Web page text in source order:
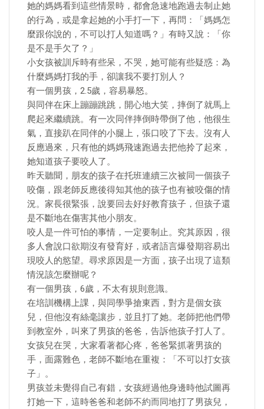
她的媽媽看到這些情景時，都會急速地跑過去制止她
的行為，或是拿起她的小手打一下，再問：「媽媽怎
麼跟你說的，不可以打人知道嗎？」有時又說：「你
是不是手欠了？」
小女孩被訓斥時有些呆，不哭，她可能有些疑惑：為
什麼媽媽打我的手，卻讓我不要打別人？
有一個男孩，2.5歲，容易暴怒。
與同伴在床上蹦蹦跳跳，開心地大笑，摔倒了就馬上
爬起來繼續跳。有一次同伴摔倒時帶倒了他，他很生
氣，直接趴在同伴的小腿上，張口咬了下去。沒有人
反應過來，只有他的媽媽飛速跑過去把他拎了起來，
她知道孩子要咬人了。
昨天聽聞，朋友的孩子在托班連續三次被同一個孩子
咬傷，跟老師反應後得知其他的孩子也有被咬傷的情
況。家長很緊張，說要回去好好教育孩子，但孩子還
是不斷地在傷害其他小朋友。
咬人是一件可怕的事情，一定要制止。究其原因，很
多人會說口欲期沒有發育好，或者語言爆發期容易出
現咬人的慾望。尋求原因是一方面，孩子出現了這類
情況該怎麼辦呢？
有一個男孩，6歲，不太有規則意識。
在培訓機構上課，與同學爭搶東西，對方是個女孩
兒，但他沒有絲毫讓步，並且打了她。老師把他們帶
到教室外，叫來了男孩的爸爸，告訴他孩子打人了。
女孩兒在哭，大家看著都心疼，爸爸緊抓著男孩的
手，面露難色，老師不斷地在重複：「不可以打女孩
子」。
男孩並未覺得自己有錯，女孩經過他身邊時他試圖再
打她一下，這時爸爸和老師不約而同地打了男孩兒，